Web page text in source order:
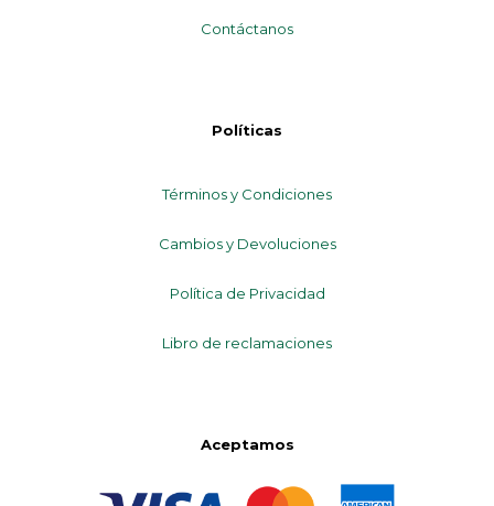
Contáctanos
Políticas
Términos y Condiciones
Cambios y Devoluciones
Política de Privacidad
Libro de reclamaciones
Aceptamos